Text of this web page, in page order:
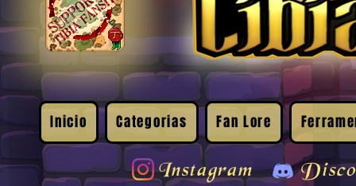
Inicio Categorias Fan Lore
Instagram